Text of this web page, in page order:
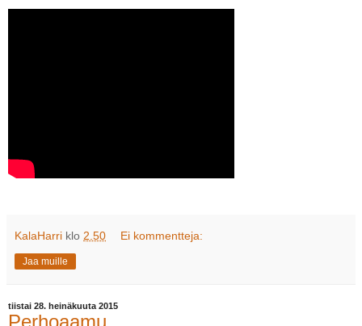
KalaHarri klo 2.50 Ei kommentteja:
Jaa muille
tiistai 28. heinäkuuta 2015
Perhoaamu